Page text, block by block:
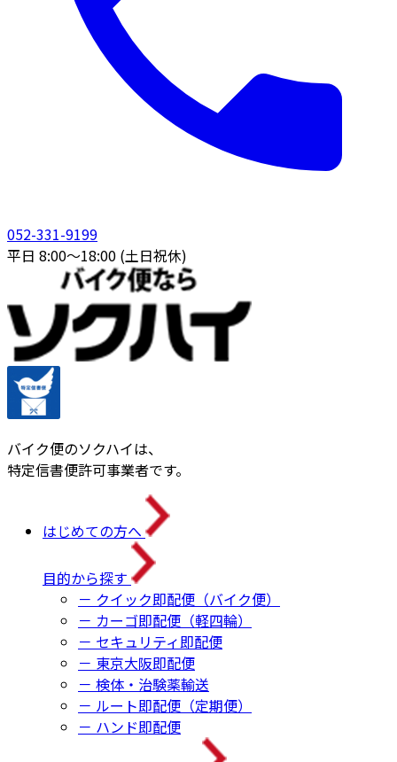
052-331-9199
平日 8:00〜18:00 (土日祝休)
バイク便のソクハイは、
特定信書便許可事業者です。
はじめての方へ
目的から探す
－ クイック即配便（バイク便）
－ カーゴ即配便（軽四輪）
－ セキュリティ即配便
－ 東京大阪即配便
－ 検体・治験薬輸送
－ ルート即配便（定期便）
－ ハンド即配便